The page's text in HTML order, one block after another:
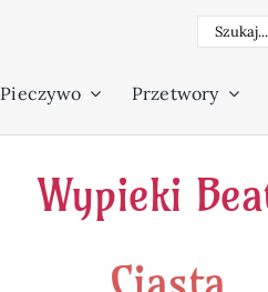
Szukaj
Pieczywo Przetwory
Wypieki